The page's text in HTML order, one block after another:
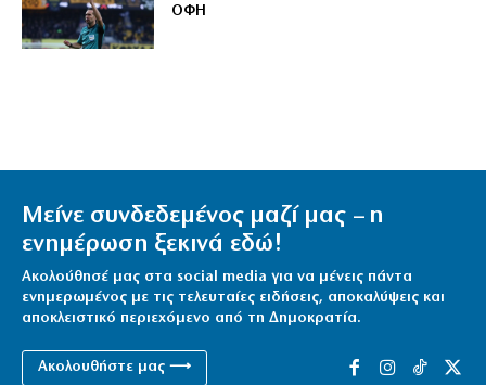
ΟΦΗ
Μείνε συνδεδεμένος μαζί μας – η
ενημέρωση ξεκινά εδώ!
Ακολούθησέ μας στα social media για να μένεις πάντα
ενημερωμένος με τις τελευταίες ειδήσεις, αποκαλύψεις και
αποκλειστικό περιεχόμενο από τη Δημοκρατία.
Ακολουθήστε μας ⟶